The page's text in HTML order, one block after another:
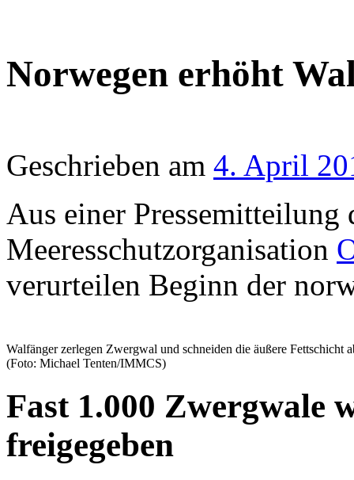
Norwegen erhöht
Geschrieben am 4. April
Aus einer Pressemitteilung
Meeresschutzorganisation
verurteilen Beginn der
Walfänger zerlegen Zwergwal und schneiden die äußere Fettschicht
(Foto: Michael Tenten/IMMCS)
Fast 1.000 Zwergwale
freigegeben